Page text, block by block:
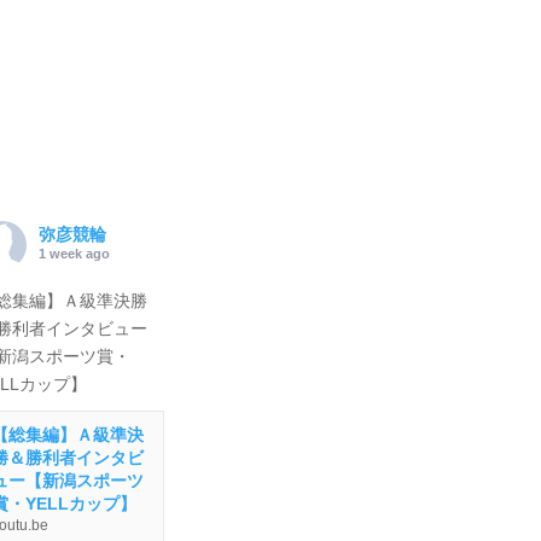
弥彦競輪
1 week ago
集編】Ａ級準決勝
利者インタビュー
潟スポーツ賞・
カップ】
総集編】Ａ級準決
＆勝利者インタビ
ー【新潟スポーツ
・YELLカップ】